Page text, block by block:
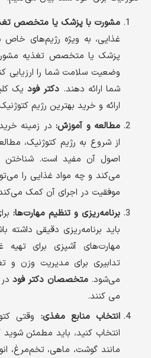
مشورت با پزشک یا متخصص
غذایی، به ویژه رژیم‌های خاص
پزشک یا متخصص تغذیه مشورت
وضعیت سلامت شما را ارزیابی
شما ارائه دهند. دکتر فود یک
ارائه و خرید بهترین رژیم
مطالعه و آموزش: در زمینه
از شروع به رژیم کتوژنیک،
اصول آن مفید است. شناختن
می‌کند و چه مواد غذایی را
موفقیت در اجرای آن کمک
برنامه‌ریزی و تنظیم مهارت‌ها:
باید برنامه‌ریزی دقیقی
مهارت‌های آشپزی برای
تدابیری برای مدیریت وزن و
می‌شود.متخصصان دکتر فود
می کنند.
انتخاب منابع مغذی: وقتی
انتخاب کنید، باید مطمئن
مانند گوشت، ماهی، تخم‌مرغ،